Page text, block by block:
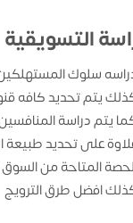
التسويقية
سلوك
يتم تحديد كافه
يتم دراسة
على تحديد
المتاحة من السوق
افضل طرق الترويج